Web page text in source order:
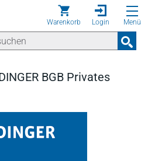
Warenkorb Login Menü
BGB Privates